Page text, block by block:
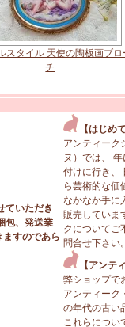
スタイル 天使の陶板画ブロ
チ
ていただき
包、発送業
すのであら
【はじめ
アンティーク
ヌ）では、
付けに行き、
ら芸術的な価
なかなか手に
販売していま
クについてご
問合せ下さい。
【アンテ
弊ショップで
アンティーク
の年代の古い
これらについ